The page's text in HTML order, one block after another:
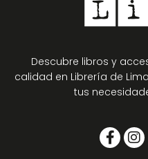
Descubre libros y
calidad en Librería de
tus